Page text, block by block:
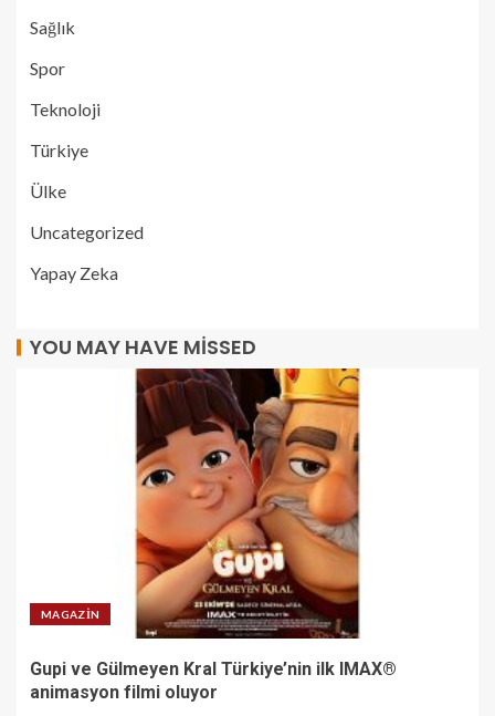
Sağlık
Spor
Teknoloji
Türkiye
Ülke
Uncategorized
Yapay Zeka
YOU MAY HAVE MISSED
MAGAZIN
Gupi ve Gülmeyen Kral Türkiye’nin ilk IMAX®
animasyon filmi oluyor